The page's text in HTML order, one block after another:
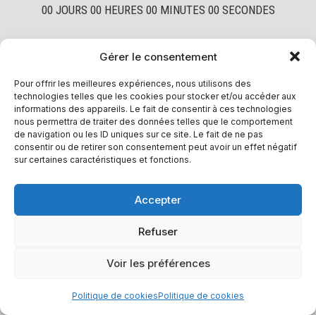
Gérer le consentement
Pour offrir les meilleures expériences, nous utilisons des
technologies telles que les cookies pour stocker et/ou accéder aux
informations des appareils. Le fait de consentir à ces technologies
nous permettra de traiter des données telles que le comportement
de navigation ou les ID uniques sur ce site. Le fait de ne pas
consentir ou de retirer son consentement peut avoir un effet négatif
sur certaines caractéristiques et fonctions.
Accepter
Refuser
Voir les préférences
Politique de cookiesPolitique de cookies
00 JOURS 00 HEURES 00 MINUTES 00 SECONDES
Erreur :Formulaire de contact non trouvé !